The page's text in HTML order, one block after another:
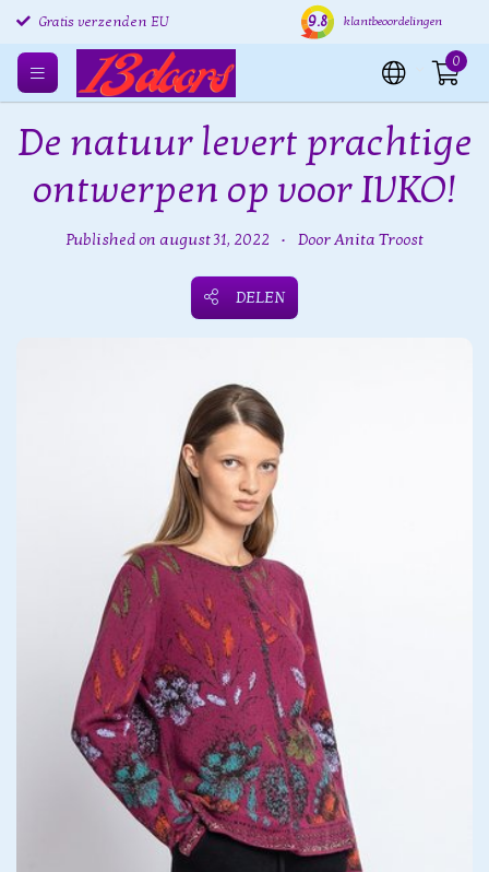
Gratis verzenden EU Verzending binnen 24 uur
9.8 klantbeoordelingen
0
De natuur levert prachtige
ontwerpen op voor IVKO!
Published on august 31, 2022 • Door Anita Troost
DELEN